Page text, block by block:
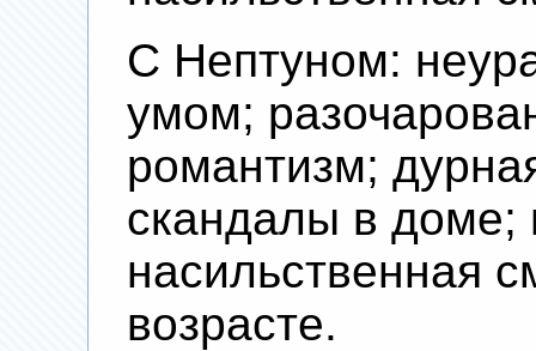
С Нептуном:
умом;
романтизм;
скандалы в доме;
насильственная
возрасте.